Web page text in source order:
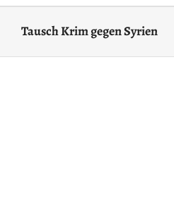
Tausch Krim gegen Syrien